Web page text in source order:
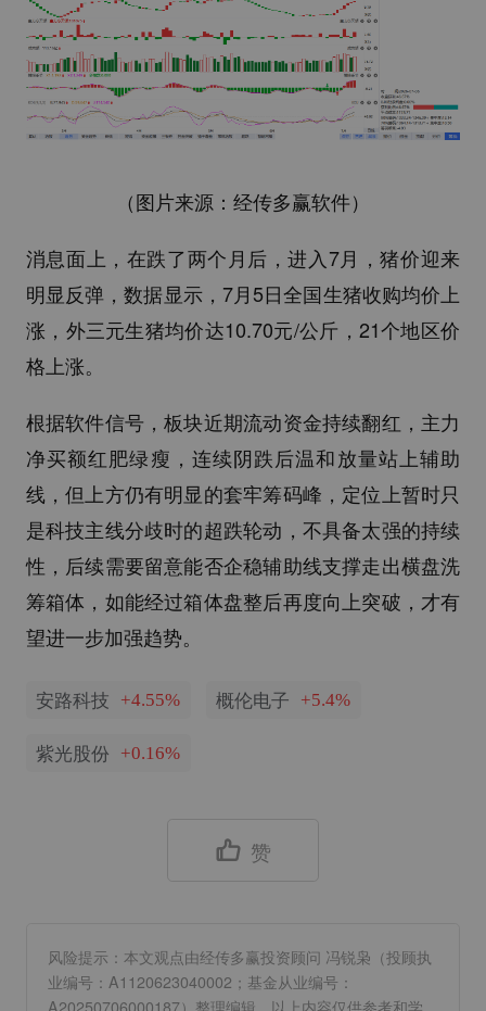
（图片来源：经传多赢软件）
消息面上，在跌了两个月后，进入7月，猪价迎来
明显反弹，数据显示，7月5日全国生猪收购均价上
涨，外三元生猪均价达10.70元/公斤，21个地区价
格上涨。
根据软件信号，板块近期流动资金持续翻红，主力
净买额红肥绿瘦，连续阴跌后温和放量站上辅助
线，但上方仍有明显的套牢筹码峰，定位上暂时只
是科技主线分歧时的超跌轮动，不具备太强的持续
性，后续需要留意能否企稳辅助线支撑走出横盘洗
筹箱体，如能经过箱体盘整后再度向上突破，才有
望进一步加强趋势。
安路科技 +4.55% 概伦电子 +5.4%
紫光股份 +0.16%
赞
风险提示：本文观点由经传多赢投资顾问 冯锐枭（投顾执
业编号：A1120623040002；基金从业编号：